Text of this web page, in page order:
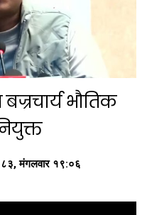
भौतिक
मंगलवार १९:०६